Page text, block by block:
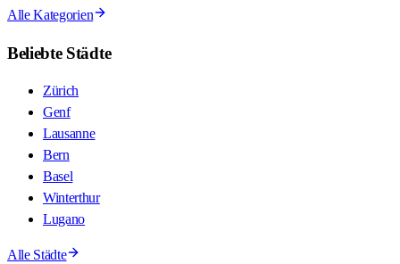
Alle Kategorien
Beliebte Städte
Zürich
Genf
Lausanne
Bern
Basel
Winterthur
Lugano
Alle Städte